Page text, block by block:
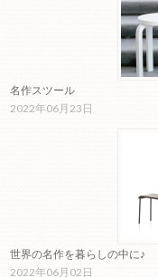
名作スツール
2022年06月23日
世界の名作を暮らしの中に♪
2022年06月02日